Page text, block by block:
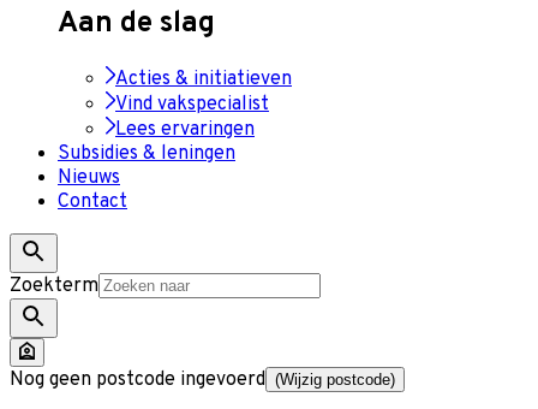
Aan de slag
Acties & initiatieven
Vind vakspecialist
Lees ervaringen
Subsidies & leningen
Nieuws
Contact
Zoekterm
Nog geen postcode ingevoerd (Wijzig postcode)